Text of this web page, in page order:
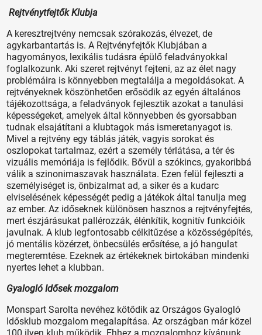
Rejtvénytfejtők Klubja
A keresztrejtvény nemcsak szórakozás, élvezet, de
agykarbantartás is. A Rejtvényfejtők Klubjában a
hagyományos, lexikális tudásra épülő feladványokkal
foglalkozunk. Aki szeret rejtvényt fejteni, az az élet nagy
problémáira is könnyebben megtalálja a megoldásokat. A
rejtvényeknek köszönhetően erősödik az egyén általános
tájékozottsága, a feladványok fejlesztik azokat a tanulási
képességeket, amelyek által könnyebben és gyorsabban
tudnak elsajátítani a klubtagok más ismeretanyagot is.
Mivel a rejtvény egy táblás játék, vagyis sorokat és
oszlopokat tartalmaz, ezért a személy térlátása, a tér és
vizuális memóriája is fejlődik. Bővül a szókincs, gyakoribbá
válik a szinonimaszavak használata. Ezen felül fejleszti a
személyiséget is, önbizalmat ad, a siker és a kudarc
elviselésének képességét pedig a játékok által tanulja meg
az ember. Az időseknek különösen hasznos a rejtvényfejtés,
mert észjárásukat pallérozzák, élénkítik, kognitív funkcióik
javulnak. A klub legfontosabb célkitűzése a közösségépítés,
jó mentális közérzet, önbecsülés erősítése, a jó hangulat
megteremtése. Ezeknek az értékeknek birtokában mindenki
nyertes lehet a klubban.
Gyalogló Idősek mozgalom
Monspart Sarolta nevéhez kötődik az Országos Gyalogló
Idősklub mozgalom megalapítása. Az országban már közel